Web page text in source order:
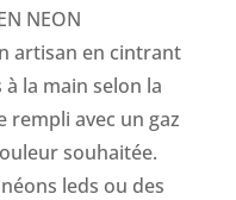
NEON
artisan en cintrant
la main selon la
rempli avec un gaz
souhaitée.
leds ou des